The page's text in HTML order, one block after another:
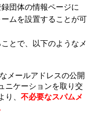
団体の情報ページに
ムを設置することが可
とで、以下のようなメ
メールアドレスの公開
ニケーションを取り交
り、 不必要なスパムメ